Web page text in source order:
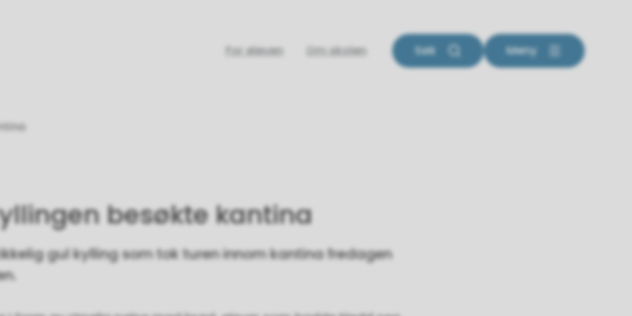
For eleven Om skolen Søk Meny
besøkte kantina
gul kylling som tok turen innom kantina fredagen